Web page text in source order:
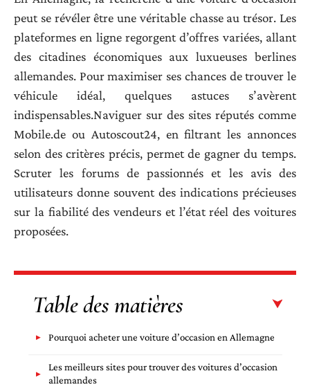
peut se révéler être une véritable chasse au trésor. Les
plateformes en ligne regorgent d’offres variées, allant
des citadines économiques aux luxueuses berlines
allemandes. Pour maximiser ses chances de trouver le
véhicule idéal, quelques astuces s’avèrent
indispensables.Naviguer sur des sites réputés comme
Mobile.de ou Autoscout24, en filtrant les annonces
selon des critères précis, permet de gagner du temps.
Scruter les forums de passionnés et les avis des
utilisateurs donne souvent des indications précieuses
sur la fiabilité des vendeurs et l’état réel des voitures
proposées.
Table des matières
Pourquoi acheter une voiture d’occasion en Allemagne
Les meilleurs sites pour trouver des voitures d’occasion
allemandes